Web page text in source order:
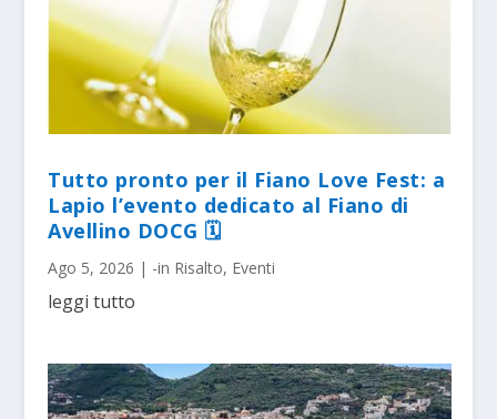
Tutto pronto per il Fiano Love Fest: a
Lapio l’evento dedicato al Fiano di
Avellino DOCG 🗓
Ago 5, 2026 | -in Risalto, Eventi
leggi tutto